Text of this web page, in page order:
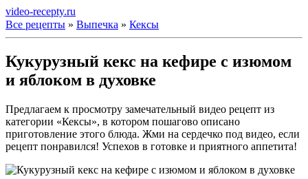
video-recepty.ru
Все рецепты » Выпечка » Кексы
Кукурузный кекс на кефире с изюмом
и яблоком в духовке
Предлагаем к просмотру замечательный видео рецепт из
категории «Кексы», в котором пошагово описано
приготовление этого блюда. Жми на сердечко под видео, если
рецепт понравился! Успехов в готовке и приятного аппетита!